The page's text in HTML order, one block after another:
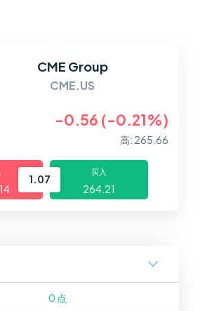
CME Group
CME.US
-0.56 (-0.21%)
高: 265.66
1.07
买入
264.21
0 点